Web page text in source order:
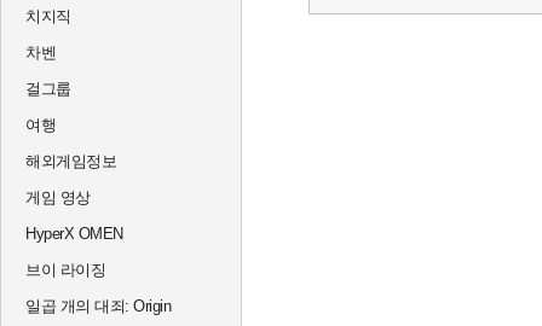
치지직
차벤
걸그룹
여행
해외게임정보
게임 영상
HyperX OMEN
브이 라이징
일곱 개의 대죄: Origin